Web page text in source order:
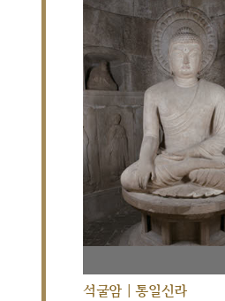
석굴암 | 통일신라